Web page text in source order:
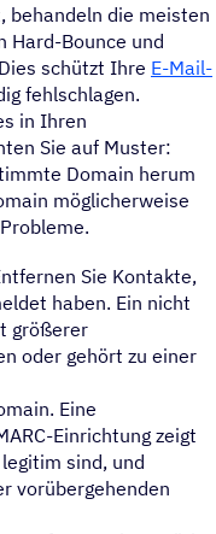
behandeln die meisten
Hard-Bounce und
schützt Ihre E-Mail-
fehlschlagen.
in Ihren
Sie auf Muster:
Domain herum
möglicherweise
Sie Kontakte,
haben. Ein nicht
größerer
oder gehört zu einer
Eine
Einrichtung zeigt
sind, und
vorübergehenden